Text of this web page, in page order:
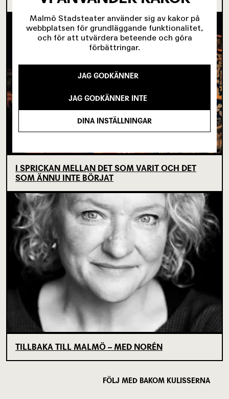
I SPRICKAN MELLAN DET SOM VARIT OCH DET
SOM ÄNNU INTE BÖRJAT
TILLBAKA TILL MALMÖ – MED NORÉN
FÖLJ MED BAKOM KULISSERNA
Malmö Stadsteater använder sig av kakor på
webbplatsen för grundläggande funktionalitet,
och för att utvärdera beteende och göra
förbättringar.
JAG GODKÄNNER
JAG GODKÄNNER INTE
DINA INSTÄLLNINGAR